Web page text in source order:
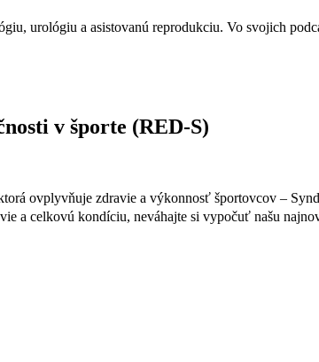
urológiu a asistovanú reprodukciu. Vo svojich
v športe (RED-S)
ovplyvňuje zdravie a výkonnosť športovcov –
a celkovú kondíciu, neváhajte si vypočuť našu